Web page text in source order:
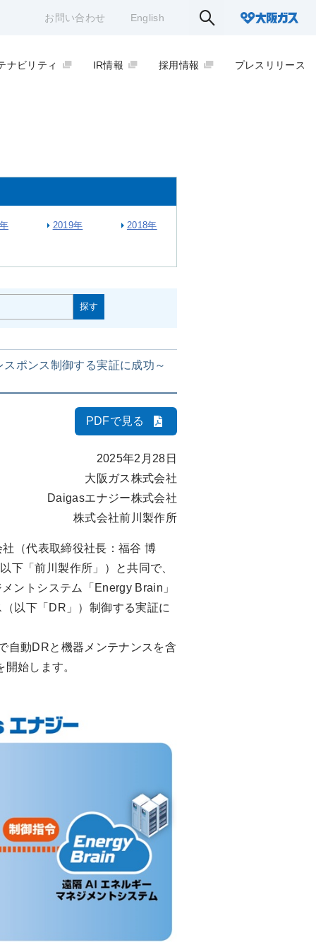
お問い合わせ English
ナビリティ IR情報 採用情報 プレスリリース
2019年 2018年
ポンス制御する実証に成功～
PDFで見る
2025年2月28日
大阪ガス株式会社
Daigasエナジー株式会社
株式会社前川製作所
（代表取締役社長：福谷 博
下「前川製作所」）と共同で、
ントシステム「Energy Brain」
以下「DR」）制御する実証に
自動DRと機器メンテナンスを含
始します。